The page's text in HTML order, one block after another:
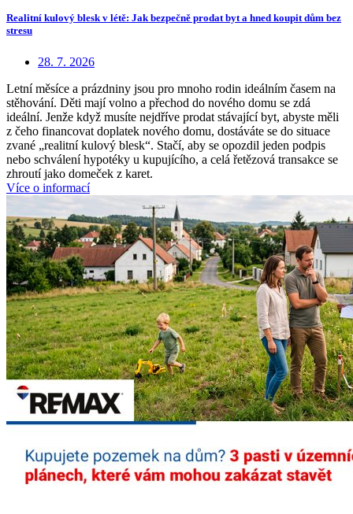
Realitní kulový blesk v létě: Jak bezpečně prodat byt a hned koupit dům bez
stresu
28. 7. 2026
Letní měsíce a prázdniny jsou pro mnoho rodin ideálním časem na
stěhování. Děti mají volno a přechod do nového domu se zdá
ideální. Jenže když musíte nejdříve prodat stávající byt, abyste měli
z čeho financovat doplatek nového domu, dostáváte se do situace
zvané „realitní kulový blesk“. Stačí, aby se opozdil jeden podpis
nebo schválení hypotéky u kupujícího, a celá řetězová transakce se
zhroutí jako domeček z karet.
Více o informací